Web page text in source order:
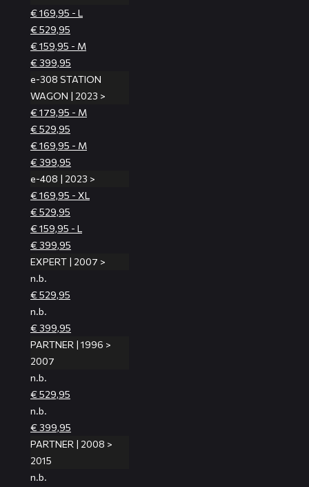
€ 169,95 - L
€ 529,95
€ 159,95 - M
€ 399,95
e-308 STATION
WAGON | 2023 >
€ 179,95 - M
€ 529,95
€ 169,95 - M
€ 399,95
e-408 | 2023 >
€ 169,95 - XL
€ 529,95
€ 159,95 - L
€ 399,95
EXPERT | 2007 >
n.b.
€ 529,95
n.b.
€ 399,95
PARTNER | 1996 >
2007
n.b.
€ 529,95
n.b.
€ 399,95
PARTNER | 2008 >
2015
n.b.